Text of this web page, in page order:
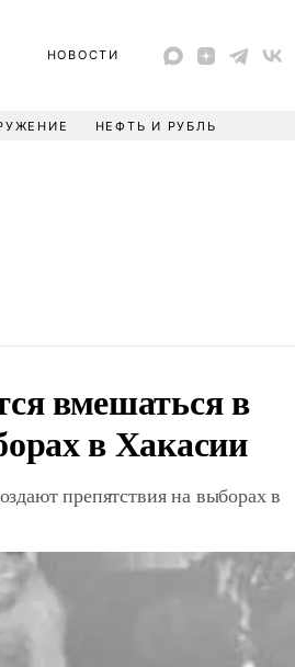
НОВОСТИ
НЕФТЬ И РУБЛЬ
вмешаться в
в Хакасии
препятствия на выборах в